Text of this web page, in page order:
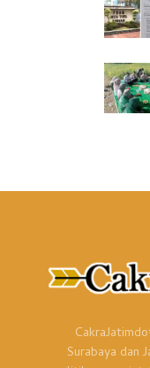
Surabaya dan